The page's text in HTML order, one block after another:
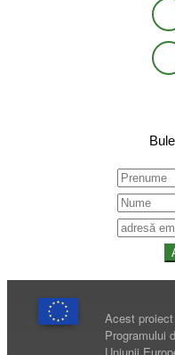
Acest
Programului